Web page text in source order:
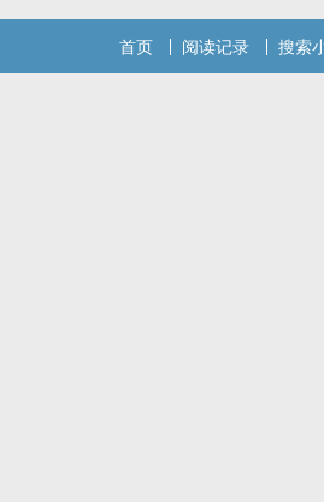
首页 阅读记录 搜索